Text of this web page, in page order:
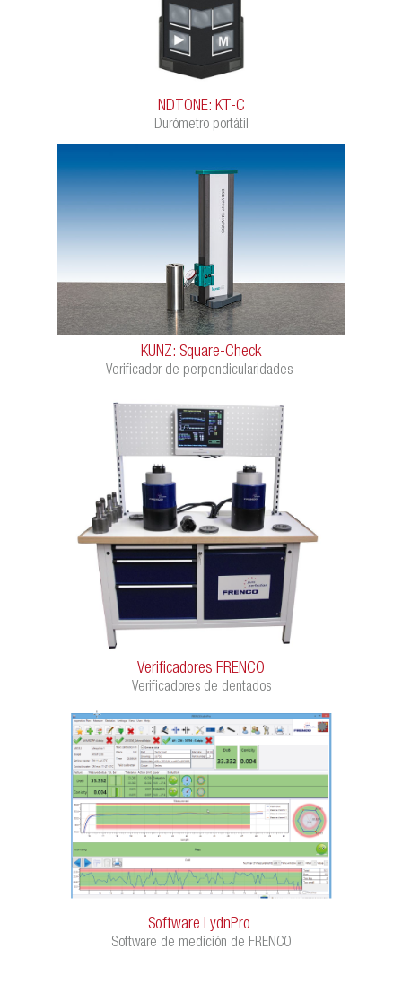
NDTONE: KT-C
Durómetro portátil
KUNZ: Square-Check
Verificador de perpendicularidades
Verificadores FRENCO
Verificadores de dentados
Software LydnPro
Software de medición de FRENCO